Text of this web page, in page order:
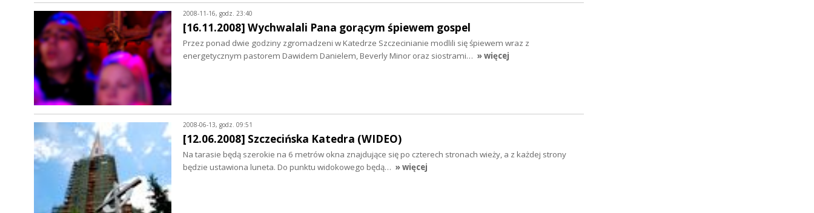
2008-11-16, godz. 23:40
[16.11.2008] Wychwalali Pana gorącym śpiewem gospel
Przez ponad dwie godziny zgromadzeni w Katedrze Szczecinianie modlili się śpiewem wraz z
energetycznym pastorem Dawidem Danielem, Beverly Minor oraz siostrami… » więcej
2008-06-13, godz. 09:51
[12.06.2008] Szczecińska Katedra (WIDEO)
Na tarasie będą szerokie na 6 metrów okna znajdujące się po czterech stronach wieży, a z każdej strony
będzie ustawiona luneta. Do punktu widokowego będą… » więcej